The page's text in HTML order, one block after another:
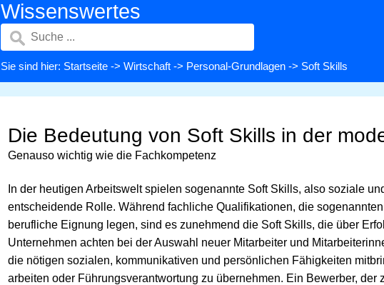
Wissenswertes
Sie sind hier: Startseite -> Wirtschaft -> Personal-Grundlagen -> Soft Skills
Die Bedeutung von Soft Skills in der
Genauso wichtig wie die Fachkompetenz
In der heutigen Arbeitswelt spielen sogenannte Soft Skills, also soziale
entscheidende Rolle. Während fachliche Qualifikationen, die
berufliche Eignung legen, sind es zunehmend die Soft Skills, die über
Unternehmen achten bei der Auswahl neuer Mitarbeiter und
die nötigen sozialen, kommunikativen und persönlichen Fähigkeiten
arbeiten oder Führungsverantwortung zu übernehmen. Ein Bewerber, der